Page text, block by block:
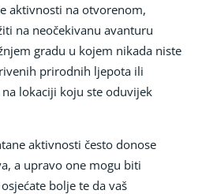
aktivnosti na otvorenom,
na neočekivanu avanturu
gradu u kojem nikada niste
prirodnih ljepota ili
lokaciji koju ste oduvijek
aktivnosti često donose
a upravo one mogu biti
bolje te da vaš